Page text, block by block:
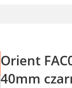
Orient
40mm